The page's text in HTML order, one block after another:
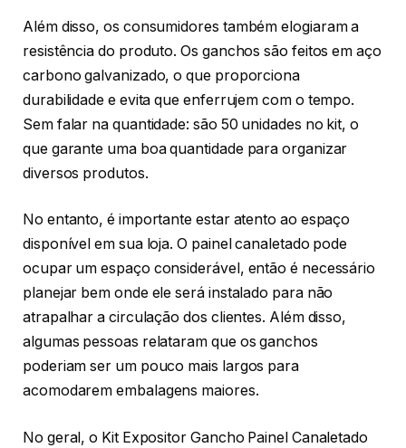
Além disso, os consumidores também elogiaram a
resistência do produto. Os ganchos são feitos em aço
carbono galvanizado, o que proporciona
durabilidade e evita que enferrujem com o tempo.
Sem falar na quantidade: são 50 unidades no kit, o
que garante uma boa quantidade para organizar
diversos produtos.
No entanto, é importante estar atento ao espaço
disponível em sua loja. O painel canaletado pode
ocupar um espaço considerável, então é necessário
planejar bem onde ele será instalado para não
atrapalhar a circulação dos clientes. Além disso,
algumas pessoas relataram que os ganchos
poderiam ser um pouco mais largos para
acomodarem embalagens maiores.
No geral, o Kit Expositor Gancho Painel Canaletado